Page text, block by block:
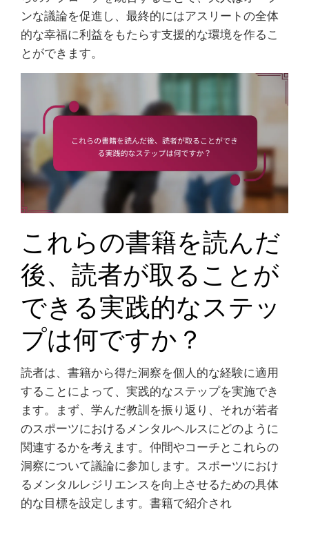
ンな議論を促進し、最終的にはアスリートの全体
的な幸福に利益をもたらす支援的な環境を作るこ
とができます。
これらの書籍を読んだ
後、読者が取ることが
できる実践的なステッ
プは何ですか？
読者は、書籍から得た洞察を個人的な経験に適用
することによって、実践的なステップを実施でき
ます。まず、学んだ教訓を振り返り、それが若者
のスポーツにおけるメンタルヘルスにどのように
関連するかを考えます。仲間やコーチとこれらの
洞察について議論に参加します。スポーツにおけ
るメンタルレジリエンスを向上させるための具体
的な目標を設定します。書籍で紹介され